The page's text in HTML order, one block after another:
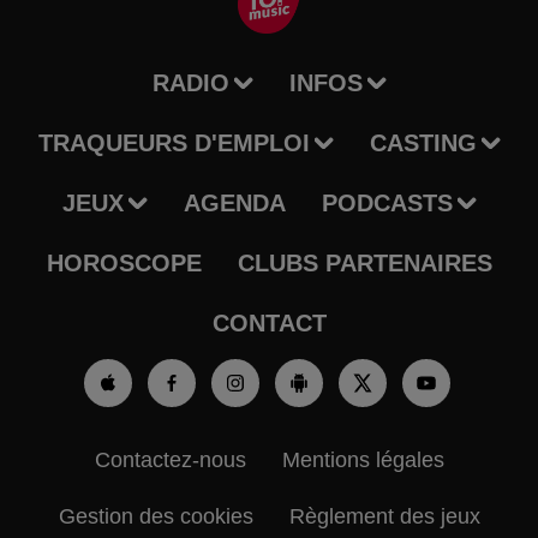
RADIO INFOS
TRAQUEURS D'EMPLOI CASTING
JEUX AGENDA PODCASTS
HOROSCOPE CLUBS PARTENAIRES
CONTACT
Contactez-nous Mentions légales
Gestion des cookies Règlement des jeux